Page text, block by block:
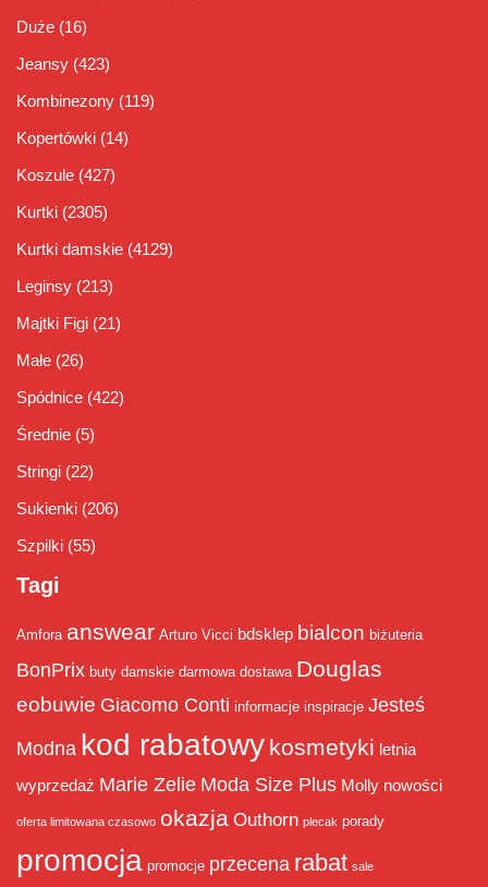
Duże (16)
Jeansy (423)
Kombinezony (119)
Kopertówki (14)
Koszule (427)
Kurtki (2305)
Kurtki damskie (4129)
Leginsy (213)
Majtki Figi (21)
Małe (26)
Spódnice (422)
Średnie (5)
Stringi (22)
Sukienki (206)
Szpilki (55)
Tagi
Amfora answear Arturo Vicci bdsklep bialcon biżuteria
BonPrix buty damskie darmowa dostawa Douglas
eobuwie Giacomo Conti informacje inspiracje Jesteś
Modna kod rabatowy kosmetyki letnia
wyprzedaż Marie Zelie Moda Size Plus Molly nowości
oferta limitowana czasowo okazja Outhorn plecak porady
promocja promocje przecena rabat sale